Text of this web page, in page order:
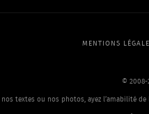
MENTIONS
© 2008-
textes ou nos photos, ayez l’amabilité